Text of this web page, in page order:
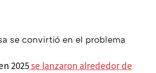
se convirtió en el problema
2025se lanzaron alrededor de